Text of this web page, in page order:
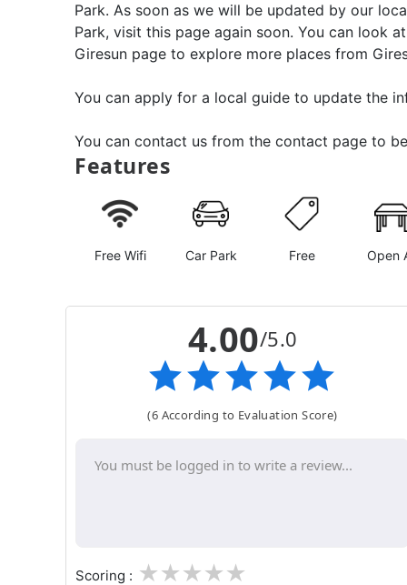
Park. As soon as we will be updated by our
Park, visit this page again soon. You can look
Giresun page to explore more places from
You can apply for a local guide to update the
You can contact us from the contact page to
Features
Free Wifi Car Park Free Open
4.00/5.0
(6 According to Evaluation Score)
Scoring : 3
2
1